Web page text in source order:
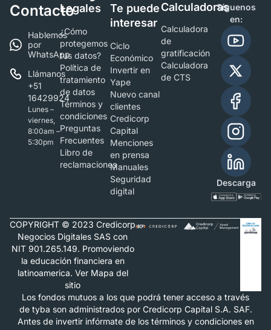
Contacto
Hablemos
por
WhatsApp
Llámanos
+51
16429924
Lunes –
viernes,
8:00am –
5:30pm
Legales
¿Cómo
protegemos
tus datos?
Política de
tratamiento
de datos
Términos y
condiciones
Preguntas
Frecuentes
Libro de
reclamaciones
Te puede
interesar
Ciclo
Económico
Invertir en
Yape
Nuevo canal
clientes
Credicorp
Capital
Menciones
en prensa
Manuales
Seguridad
digital
Calculadoras
Calculadora
de
gratificación
Calculadora
de CTS
Síguenos
en:
Descarga
COPYRIGHT © 2023 Credicorp
Negocios Digitales SAS con
NIT 901.265.149. Promoviendo
la educación financiera en
latinoamerica. Ver Mapa del
sitio
Los fondos mutuos a los que podrá tener acceso a través
de tyba son administrados por Credicorp Capital S.A. SAF.
Antes de invertir infórmate de los términos y condiciones en